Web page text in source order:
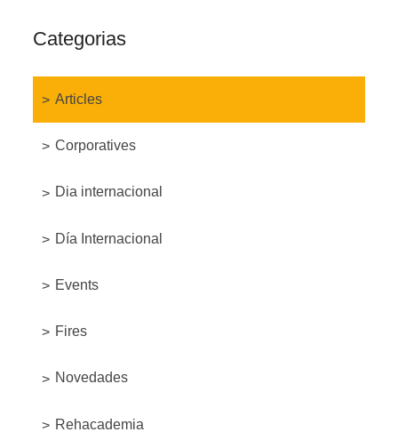
Categorias
Articles
Corporatives
Dia internacional
Día Internacional
Events
Fires
Novedades
Rehacademia